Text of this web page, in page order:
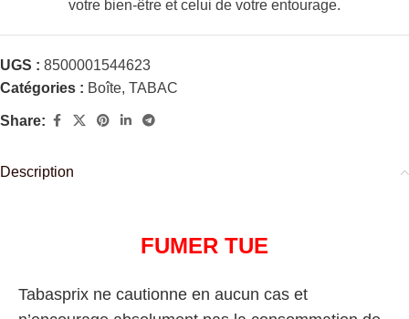
votre bien-être et celui de votre entourage.
UGS : 8500001544623
Catégories : Boîte, TABAC
Share:
Description
FUMER TUE
Tabasprix ne cautionne en aucun cas et